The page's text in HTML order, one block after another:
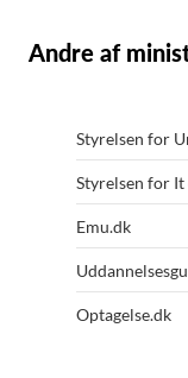
Andre af
Styrelsen for
Styrelsen for
Emu.dk
Optagelse.dk